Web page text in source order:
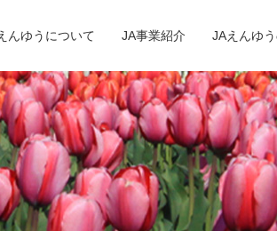
んゆうについて JA事業紹介 JAえんゆ